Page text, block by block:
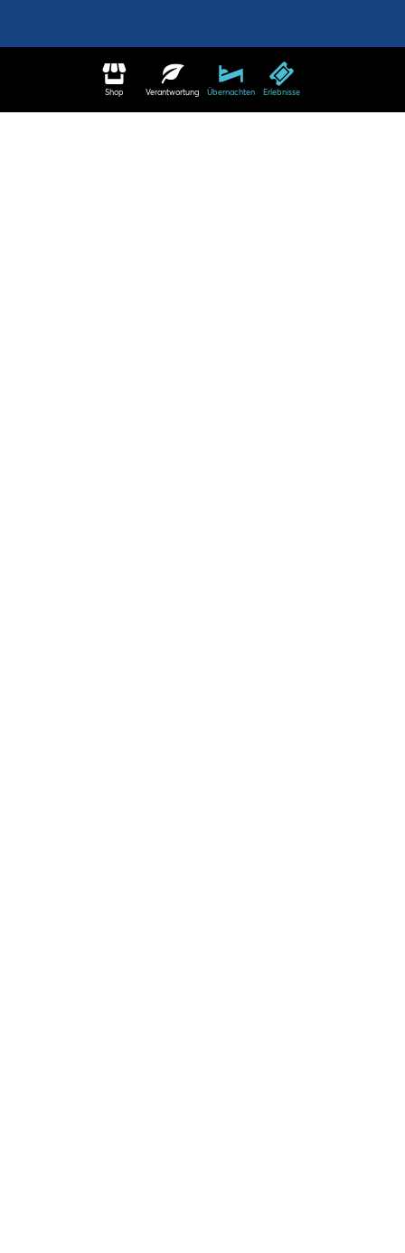
Shop Verantwortung Übernachten Erlebnisse